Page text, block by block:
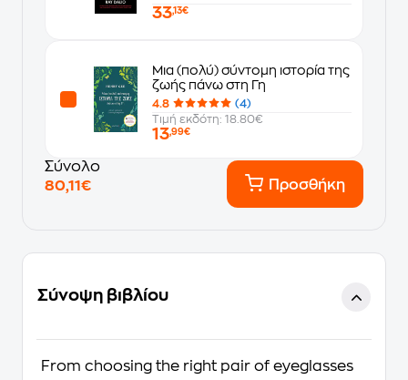
33,13€
Μια (πολύ) σύντομη ιστορία της
ζωής πάνω στη Γη
4.8
(4)
Τιμή εκδότη: 18.80€
13,99€
Σύνολο
80,11€
Προσθήκη
Σύνοψη βιβλίου
From choosing the right pair of eyeglasses